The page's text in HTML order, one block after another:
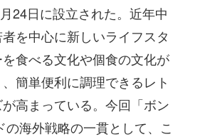
24日に設立された。近年中
を中心に新しいライフスタ
食べる文化や個食の文化が
簡単便利に調理できるレト
高まっている。今回「ボン
の海外戦略の一貫として、こ